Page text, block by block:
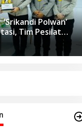
Polwan’
Tim Pesilat
Diajang
Cup II 2024